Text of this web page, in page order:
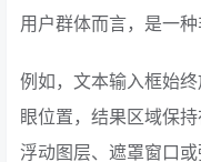
用户群体而言，是一种
例如，文本输入框始
眼位置，结果区域保
浮动图层、遮罩窗口